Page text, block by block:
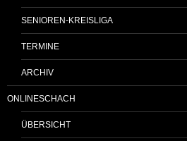
SENIOREN-KREISLIGA
TERMINE
ARCHIV
ONLINESCHACH
ÜBERSICHT